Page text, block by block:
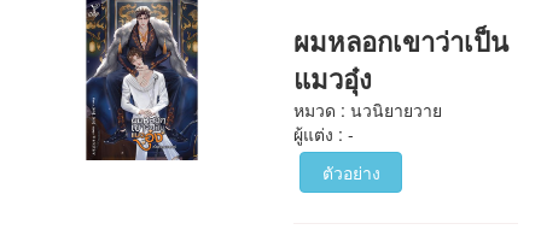
ผมหลอกเขาว่าเป็น
แมวอุ๋ง
หมวด : นวนิยายวาย
ผู้แต่ง : -
ตัวอย่าง